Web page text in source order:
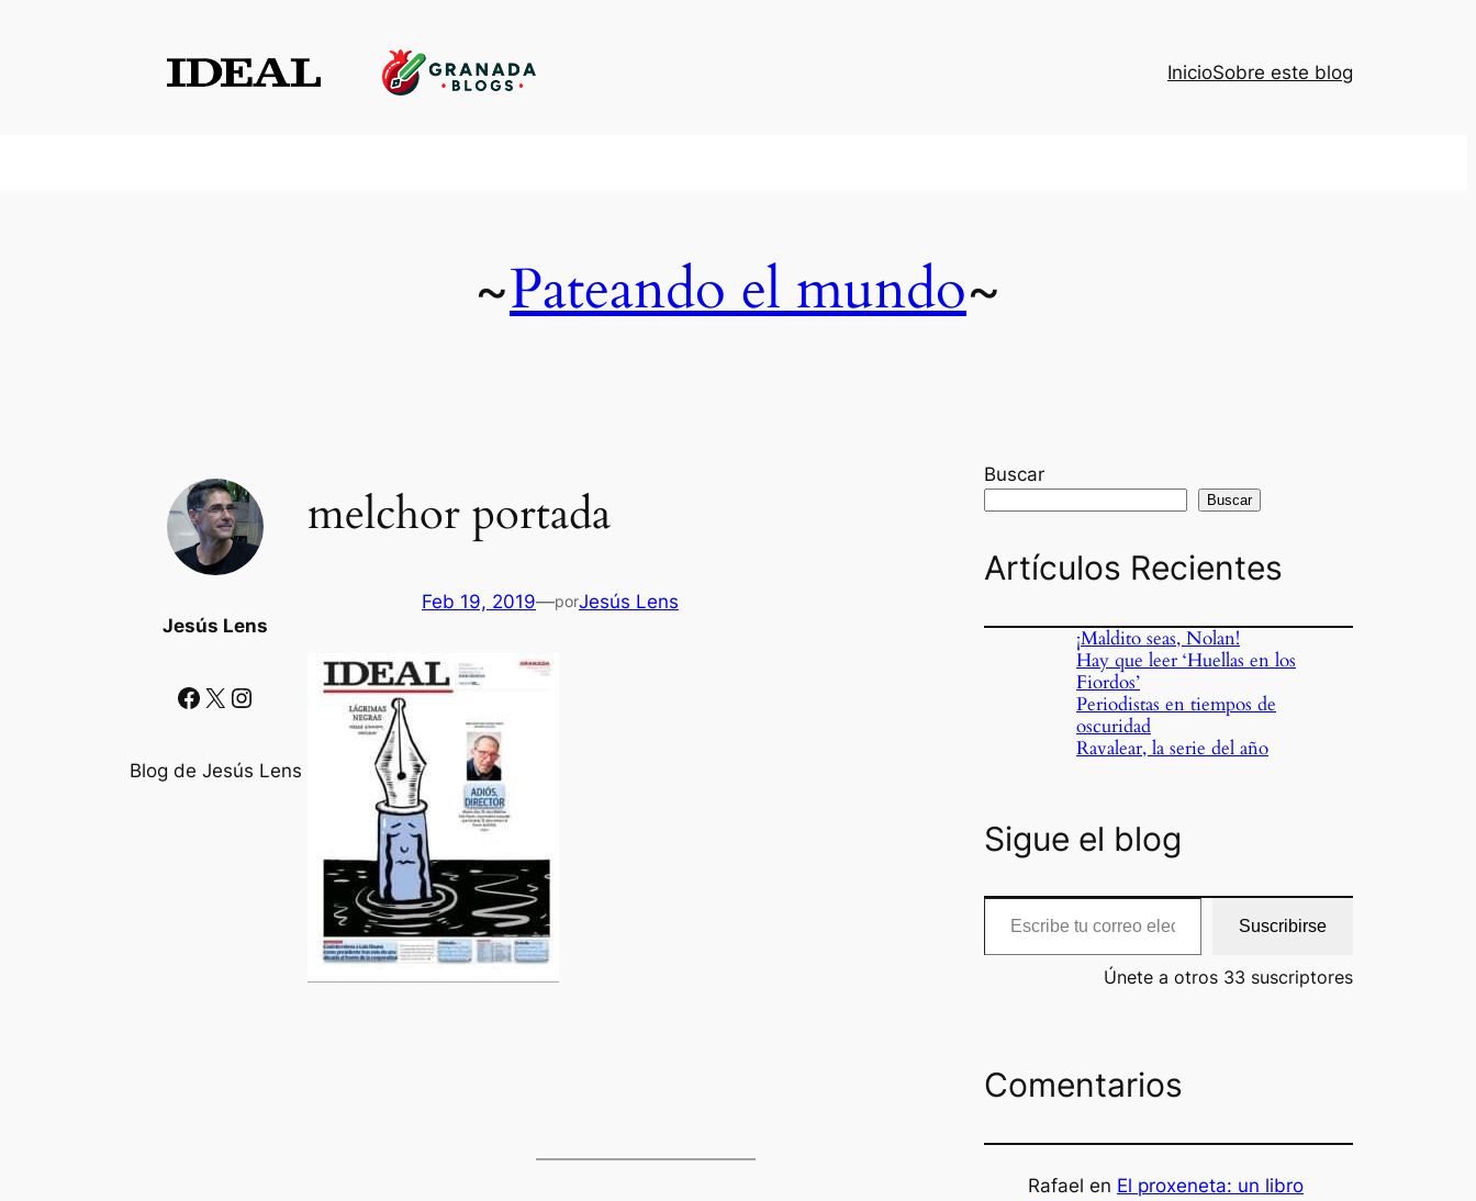
InicioSobre este blog
~Pateando el mundo~
Jesús Lens
Facebook X Instagram
Blog de Jesús Lens
melchor portada
Feb 19, 2019—porJesús Lens
Buscar
Buscar
Artículos Recientes
¡Maldito seas, Nolan!
Hay que leer ‘Huellas en los
Fiordos’
Periodistas en tiempos de
oscuridad
Ravalear, la serie del año
Sigue el blog
Escribe tu correo electrónico…
Suscribirse
Únete a otros 33 suscriptores
Comentarios
Rafael en El proxeneta: un libro